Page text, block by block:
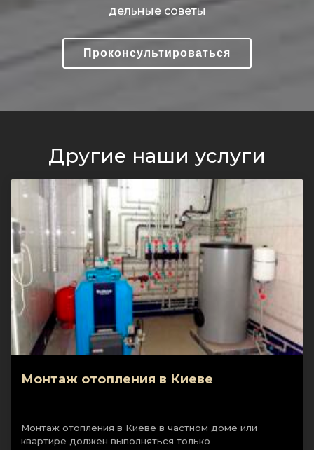
дельные советы
Проконсультироваться
Другие наши услуги
Монтаж отопления в Киеве
Монтаж отопления в Киеве в частном доме или
квартире должен выполняться только